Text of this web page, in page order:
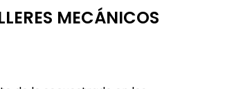
MECÁNICOS